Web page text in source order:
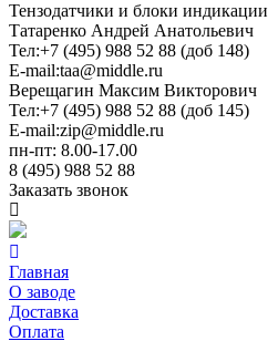
Тензодатчики и блоки индикации
Татаренко Андрей Анатольевич
Тел:+7 (495) 988 52 88 (доб 148)
E-mail:taa@middle.ru
Верещагин Максим Викторович
Тел:+7 (495) 988 52 88 (доб 145)
E-mail:zip@middle.ru
пн-пт: 8.00-17.00
8 (495) 988 52 88
Заказать звонок
Главная
О заводе
Доставка
Оплата